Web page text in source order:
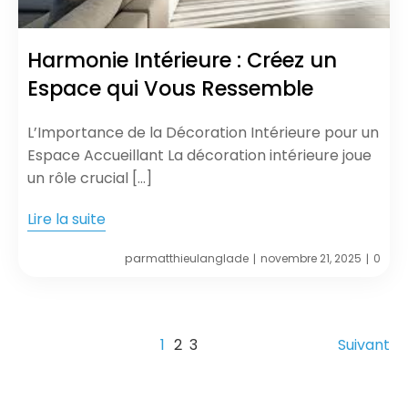
Harmonie Intérieure : Créez un
Espace qui Vous Ressemble
L’Importance de la Décoration Intérieure pour un
Espace Accueillant La décoration intérieure joue
un rôle crucial […]
Lire la suite
parmatthieulanglade | novembre 21, 2025 | 0
1 2 3 Suivant